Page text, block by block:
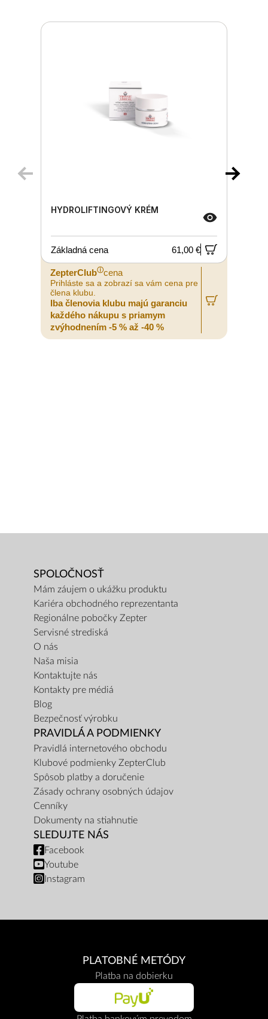
HYDROLIFTINGOVÝ KRÉM
Základná cena 61,00 €
ZepterClubⓘcena
Prihláste sa a zobrazí sa vám cena pre
člena klubu.
Iba členovia klubu majú garanciu
každého nákupu s priamym
zvýhodnením -5 % až -40 %
SPOLOČNOSŤ
Mám záujem o ukážku produktu
Kariéra obchodného reprezentanta
Regionálne pobočky Zepter
Servisné strediská
O nás
Naša misia
Kontaktujte nás
Kontakty pre médiá
Blog
Bezpečnosť výrobku
PRAVIDLÁ A PODMIENKY
Pravidlá internetového obchodu
Klubové podmienky ZepterClub
Spôsob platby a doručenie
Zásady ochrany osobných údajov
Cenníky
Dokumenty na stiahnutie
SLEDUJTE NÁS
Facebook
Youtube
Instagram
PLATOBNÉ METÓDY
Platba na dobierku